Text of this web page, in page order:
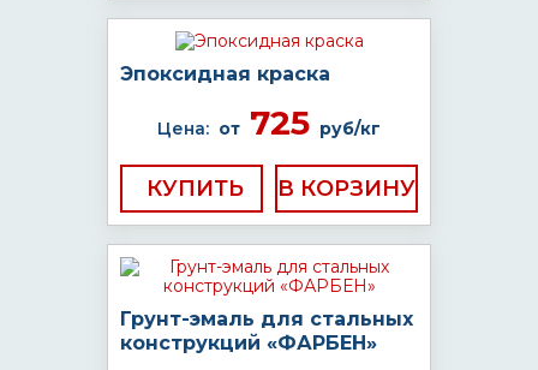
Эпоксидная краска
Цена: от 725 руб/кг
КУПИТЬ
Грунт-эмаль для стальных
конструкций «ФАРБЕН»